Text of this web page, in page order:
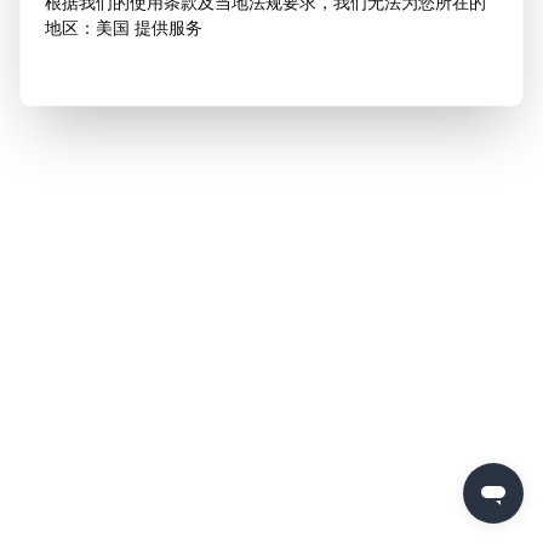
地区：美国 提供服务